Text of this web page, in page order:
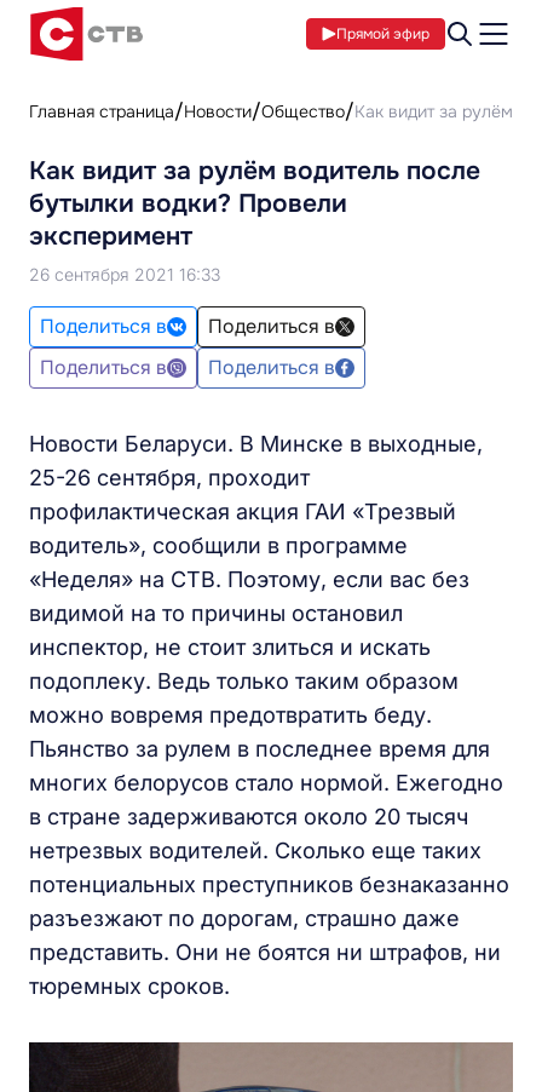
Прямой эфир
Главная страница Новости Общество Как видит за рулём
Как видит за рулём водитель после
бутылки водки? Провели
эксперимент
26 сентября 2021 16:33
Поделиться в
Поделиться в
Поделиться в
Поделиться в
Новости Беларуси. В Минске в выходные,
25-26 сентября, проходит
профилактическая акция ГАИ «Трезвый
водитель», сообщили в программе
«Неделя» на СТВ. Поэтому, если вас без
видимой на то причины остановил
инспектор, не стоит злиться и искать
подоплеку. Ведь только таким образом
можно вовремя предотвратить беду.
Пьянство за рулем в последнее время для
многих белорусов стало нормой. Ежегодно
в стране задерживаются около 20 тысяч
нетрезвых водителей. Сколько еще таких
потенциальных преступников безнаказанно
разъезжают по дорогам, страшно даже
представить. Они не боятся ни штрафов, ни
тюремных сроков.